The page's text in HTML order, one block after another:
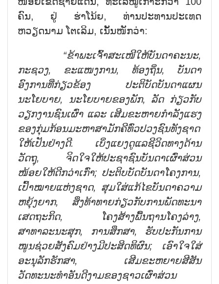
ຄົນ, ຢູ່ ຮ່າໂນ້ຍ, ທ່ານປະທານປະເທດ
ຫວຽດນາມ ໂຕເລິມ, ເນັ້ນໜັກວ່າ:
“ຂ້າພະເຈົ້າສະເໜີໃຫ້ບັນດາຄະນະ,
ກະຊວງ, ຂະແໜງການ, ທ້ອງຖິ່ນ, ບັນດາ
ອົງການທີ່ກ່ຽວຂ້ອງ ປະຕິບັດບັນດາແຜນ
ນະໂຍບາຍ, ນະໂຍບາຍຂອງພັກ, ລັດ ກ່ຽວກັບ
ວຽກງານຊົນເຜົ່າ ແລະ ເສີມຂະຫາຍກຳລັງແຮງ
ຂອງກຸ່ມກ້ອນມະຫາສາມັກຄີທົ່ວປວງຊົນທັງຊາດ
ໃຫ້ເປັນຢ່າງດີ. ເບິ່ງແຍງດູແລຊີວິດທາງດ້ານ
ວັດຖຸ, ຈິດໃຈໃຫ້ປະຊາຊົນບັນດາເຜົ່າສ່ວນ
ໜ້ອຍໃຫ້ດີກວ່າເກົ່າ; ປະຕິບບັດບັນດາໂຄງການ,
ເປົ້າໝາຍແຫ່ງຊາດ, ສຸມໃສ່ແກ້ໄຂບັນດາຄວາມ
ຫຍຸ້ງຍາກ, ສິ່ງທ້າທາຍກ່ຽວກັບການພັດທະນາ
ເສດຖະກິດ, ໂຄງສ້າງພື້ນຖານໂຄງລ່າງ,
ສາທາລະນະສຸກ, ການສຶກສາ, ຮັບປະກັນການ
ໜູນຊ່ວຍສັງຄົມຢ່າງມີປະສິດທິຜົນ; ເອົາໃຈໃສ່
ອະນຸລັກຮັກສາ, ເສີມຂະຫຍາຍສີສັນ
ວັດທະນະທຳອັນດີງາມຂອງຊາວເຜົ່າສ່ວນ